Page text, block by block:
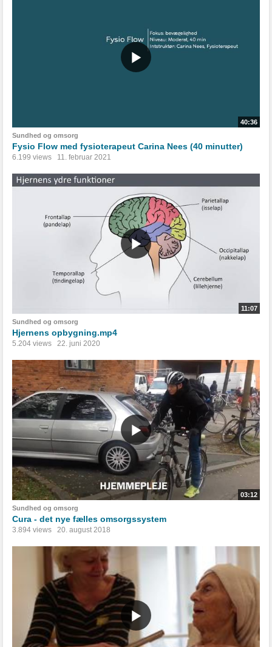
40:36
Sundhed og omsorg
Fysio Flow med fysioterapeut Carina Nees (40 minutter)
6.199 views 11. februar 2021
11:07
Sundhed og omsorg
Hjernens opbygning.mp4
5.204 views 22. juni 2020
03:12
Sundhed og omsorg
Cura - det nye fælles omsorgssystem
3.894 views 20. august 2018